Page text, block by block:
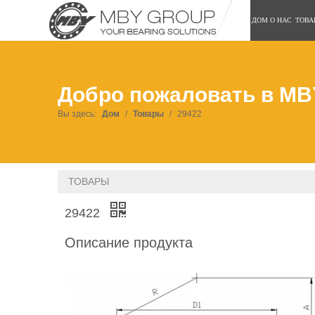
ДОМ О НАС
Добро пожаловать в
Вы здесь: Дом / Товары / 29422
ТОВАРЫ
29422
Описание продукта